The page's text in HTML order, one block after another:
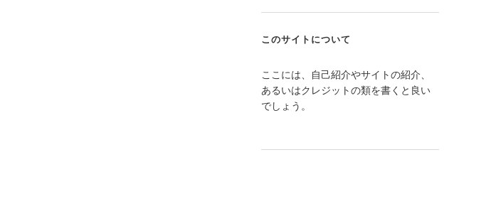
このサイトについて
ここには、自己紹介やサイトの紹介、
あるいはクレジットの類を書くと良い
でしょう。